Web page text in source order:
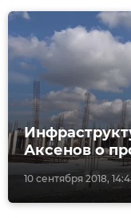
10 сентября 2018,
Аксенов о